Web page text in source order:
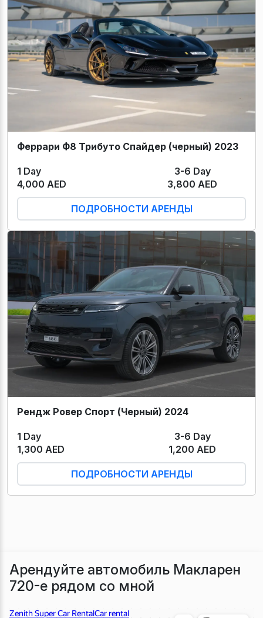
Феррари Ф8 Трибуто Спайдер (черный) 2023
1 Day
3-6 Day
4,000 AED
3,800 AED
ПОДРОБНОСТИ АРЕНДЫ
Рендж Ровер Спорт (Черный) 2024
1 Day
3-6 Day
1,300 AED
1,200 AED
ПОДРОБНОСТИ АРЕНДЫ
Арендуйте автомобиль Макларен
720-е рядом со мной